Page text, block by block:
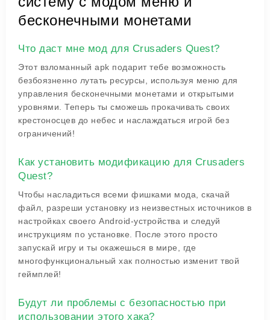
бесконечными монетами
Что даст мне мод для Crusaders Quest?
Этот взломанный apk подарит тебе возможность
безбоязненно лутать ресурсы, используя меню для
управления бесконечными монетами и открытыми
уровнями. Теперь ты сможешь прокачивать своих
крестоносцев до небес и наслаждаться игрой без
ограничений!
Как установить модификацию для Crusaders
Quest?
Чтобы насладиться всеми фишками мода, скачай
файл, разреши установку из неизвестных источников в
настройках своего Android-устройства и следуй
инструкциям по установке. После этого просто
запускай игру и ты окажешься в мире, где
многофункциональный хак полностью изменит твой
геймплей!
Будут ли проблемы с безопасностью при
использовании этого хака?